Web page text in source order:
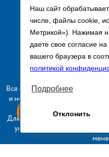
Наш сайт
числе, файлы cookie,
Метрикой»). Нажимая
даете свое согласие
вашего браузера в
политикой
Подробнее
Отклонить
Вся информация на сайте о
и не является публичной
Для получения подробной
указанных товаров и (или)
оборудование
заявку